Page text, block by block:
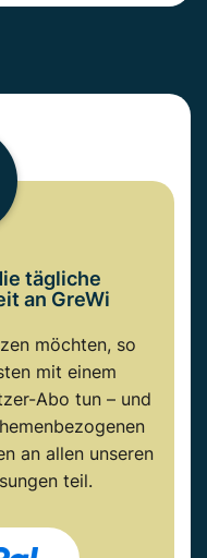
tägliche
an GreWi
möchten, so
mit einem
Abo tun – und
an allen unseren
teil.